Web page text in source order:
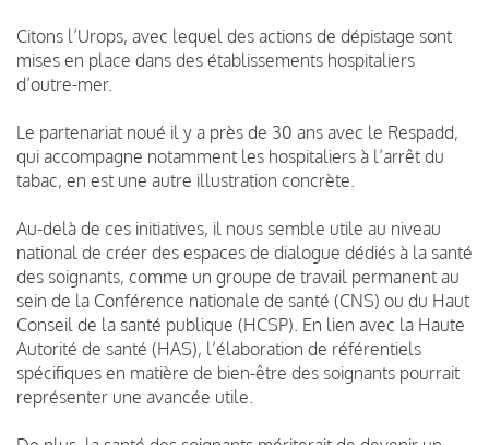
Citons l’Urops, avec lequel des actions de dépistage sont
mises en place dans des établissements hospitaliers
d’outre-mer.
Le partenariat noué il y a près de 30 ans avec le Respadd,
qui accompagne notamment les hospitaliers à l’arrêt du
tabac, en est une autre illustration concrète.
Au-delà de ces initiatives, il nous semble utile au niveau
national de créer des espaces de dialogue dédiés à la santé
des soignants, comme un groupe de travail permanent au
sein de la Conférence nationale de santé (CNS) ou du Haut
Conseil de la santé publique (HCSP). En lien avec la Haute
Autorité de santé (HAS), l’élaboration de référentiels
spécifiques en matière de bien-être des soignants pourrait
représenter une avancée utile.